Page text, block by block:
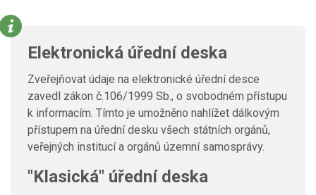
Elektronická úřední deska
Zveřejňovat údaje na elektronické úřední desce
zavedl zákon č.106/1999 Sb., o svobodném přístupu
k informacím. Tímto je umožněno nahlížet dálkovým
přístupem na úřední desku všech státních orgánů,
veřejných institucí a orgánů územní samosprávy.
"Klasická" úřední deska